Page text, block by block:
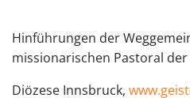
Hinführungen der
missionarischen Pastoral der
Diözese Innsbruck,